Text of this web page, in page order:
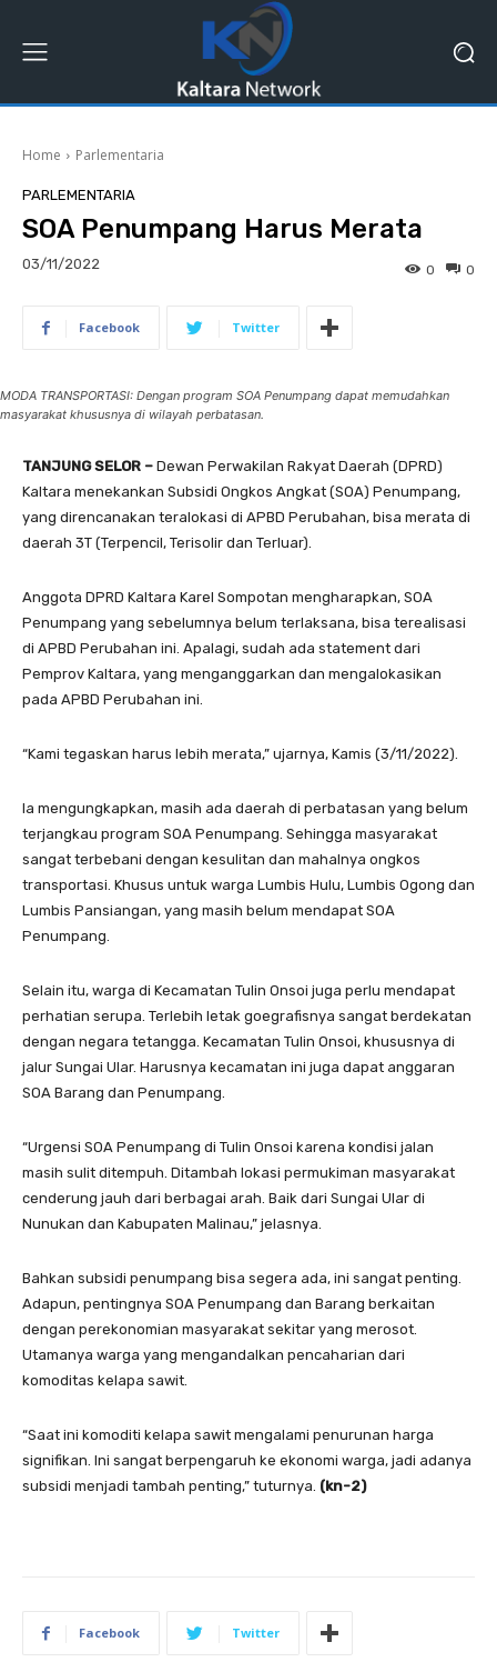
Home Parlementaria
PARLEMENTARIA
SOA Penumpang Harus Merata
03/11/2022 0
0
Facebook Twitter
MODA TRANSPORTASI: Dengan program SOA Penumpang dapat memudahkan
masyarakat khususnya di wilayah perbatasan.
TANJUNG SELOR – Dewan Perwakilan Rakyat Daerah (DPRD)
Kaltara menekankan Subsidi Ongkos Angkat (SOA) Penumpang,
yang direncanakan teralokasi di APBD Perubahan, bisa merata di
daerah 3T (Terpencil, Terisolir dan Terluar).
Anggota DPRD Kaltara Karel Sompotan mengharapkan, SOA
Penumpang yang sebelumnya belum terlaksana, bisa terealisasi
di APBD Perubahan ini. Apalagi, sudah ada statement dari
Pemprov Kaltara, yang menganggarkan dan mengalokasikan
pada APBD Perubahan ini.
“Kami tegaskan harus lebih merata,” ujarnya, Kamis (3/11/2022).
Ia mengungkapkan, masih ada daerah di perbatasan yang belum
terjangkau program SOA Penumpang. Sehingga masyarakat
sangat terbebani dengan kesulitan dan mahalnya ongkos
transportasi. Khusus untuk warga Lumbis Hulu, Lumbis Ogong dan
Lumbis Pansiangan, yang masih belum mendapat SOA
Penumpang.
Selain itu, warga di Kecamatan Tulin Onsoi juga perlu mendapat
perhatian serupa. Terlebih letak goegrafisnya sangat berdekatan
dengan negara tetangga. Kecamatan Tulin Onsoi, khususnya di
jalur Sungai Ular. Harusnya kecamatan ini juga dapat anggaran
SOA Barang dan Penumpang.
“Urgensi SOA Penumpang di Tulin Onsoi karena kondisi jalan
masih sulit ditempuh. Ditambah lokasi permukiman masyarakat
cenderung jauh dari berbagai arah. Baik dari Sungai Ular di
Nunukan dan Kabupaten Malinau,” jelasnya.
Bahkan subsidi penumpang bisa segera ada, ini sangat penting.
Adapun, pentingnya SOA Penumpang dan Barang berkaitan
dengan perekonomian masyarakat sekitar yang merosot.
Utamanya warga yang mengandalkan pencaharian dari
komoditas kelapa sawit.
“Saat ini komoditi kelapa sawit mengalami penurunan harga
signifikan. Ini sangat berpengaruh ke ekonomi warga, jadi adanya
subsidi menjadi tambah penting,” tuturnya. (kn-2)
Facebook Twitter